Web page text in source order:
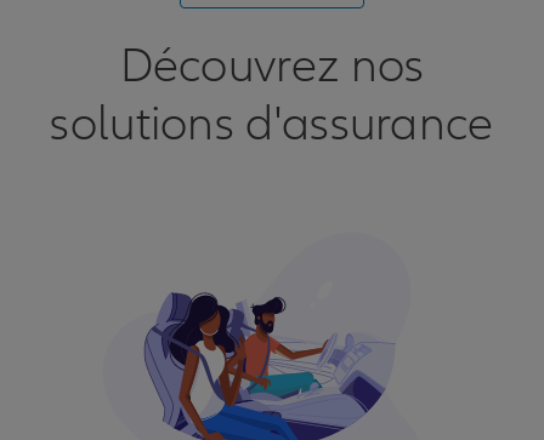
Découvrez nos
solutions d'assurance